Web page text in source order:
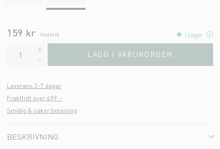
159 kr Historik I lager
LÄGG I VARUKORGEN
Leverans 3-7 dagar
Fraktfritt över 499 :-
Smidig & säker betalning
BESKRIVNING